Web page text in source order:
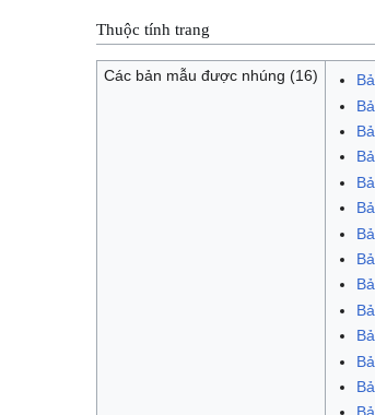
Thuộc tính trang
Các bản mẫu được nhúng (16)